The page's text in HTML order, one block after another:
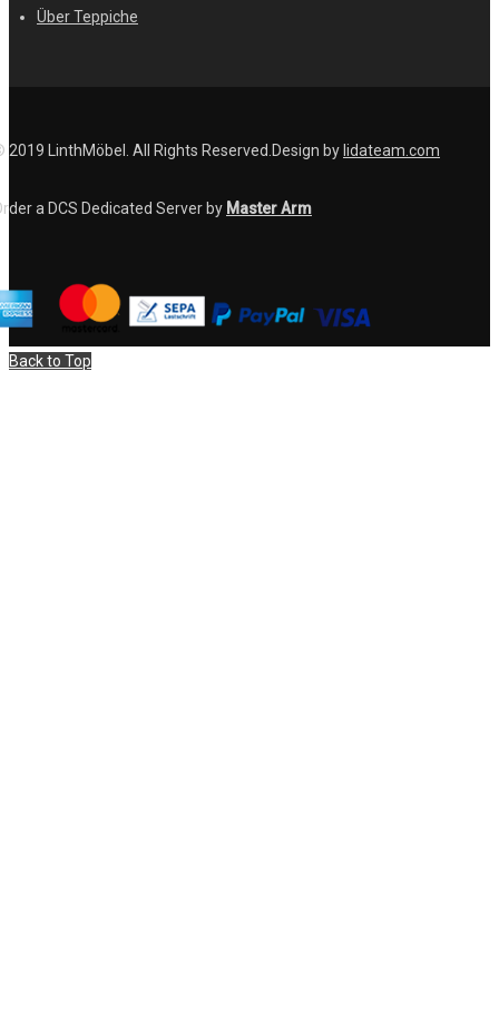
Über Teppiche
2019 LinthMöbel. All Rights Reserved.Design by lidateam.com
a DCS Dedicated Server by Master Arm
Back to Top